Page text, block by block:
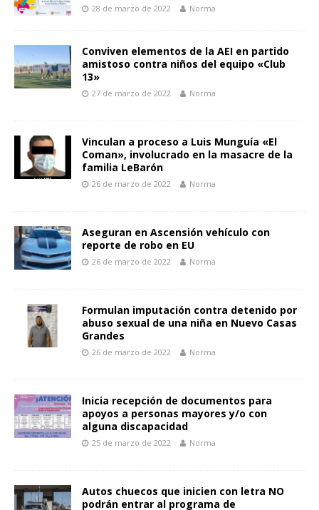
28 de marzo de 2022 Norma
Conviven elementos de la AEI en partido
amistoso contra niños del equipo «Club
13»
27 de marzo de 2022 Norma
Vinculan a proceso a Luis Munguía «El
Coman», involucrado en la masacre de la
familia LeBarón
26 de marzo de 2022 Norma
Aseguran en Ascensión vehículo con
reporte de robo en EU
26 de marzo de 2022 Norma
Formulan imputación contra detenido por
abuso sexual de una niña en Nuevo Casas
Grandes
26 de marzo de 2022 Norma
Inicia recepción de documentos para
apoyos a personas mayores y/o con
alguna discapacidad
25 de marzo de 2022 Norma
Autos chuecos que inicien con letra NO
podrán entrar al programa de